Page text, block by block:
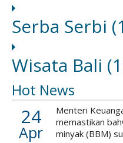
Serba Serbi
Wisata Bali
Hot News
24
Apr
Menteri
memastikan
minyak (BBM)